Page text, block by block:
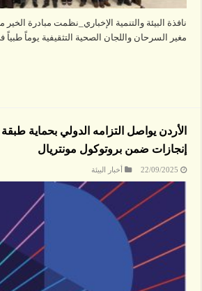
نافذة البيئة والتنمية الإخباري_نظمت مبادرة الخير
مغير السرحان واللجان الصحية التثقيفية يوماً
الأردن يواصل التزامه الدولي بحماية
إنجازات ضمن بروتوكول مونتريال
22/09/2025 أخبار البيئة